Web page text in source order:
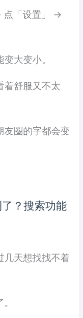
点「设置」 →
大变小。
着舒服又不太
友圈的字都会变
？搜索功能
几天想找找不着